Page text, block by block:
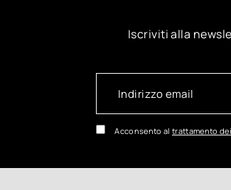
Iscriviti alla
Acconsento al trattamento